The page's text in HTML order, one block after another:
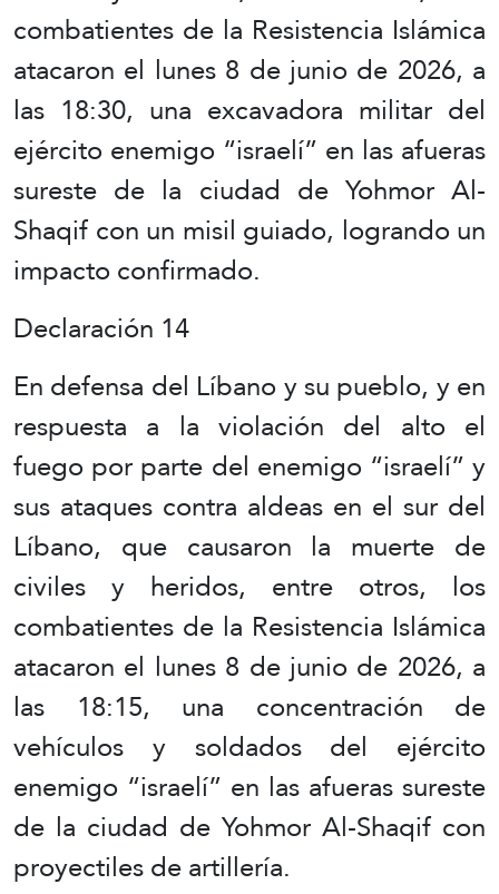
combatientes de la Resistencia Islámica
atacaron el lunes 8 de junio de 2026, a
las 18:30, una excavadora militar del
ejército enemigo “israelí” en las afueras
sureste de la ciudad de Yohmor Al-
Shaqif con un misil guiado, logrando un
impacto confirmado.
Declaración 14
En defensa del Líbano y su pueblo, y en
respuesta a la violación del alto el
fuego por parte del enemigo “israelí” y
sus ataques contra aldeas en el sur del
Líbano, que causaron la muerte de
civiles y heridos, entre otros, los
combatientes de la Resistencia Islámica
atacaron el lunes 8 de junio de 2026, a
las 18:15, una concentración de
vehículos y soldados del ejército
enemigo “israelí” en las afueras sureste
de la ciudad de Yohmor Al-Shaqif con
proyectiles de artillería.